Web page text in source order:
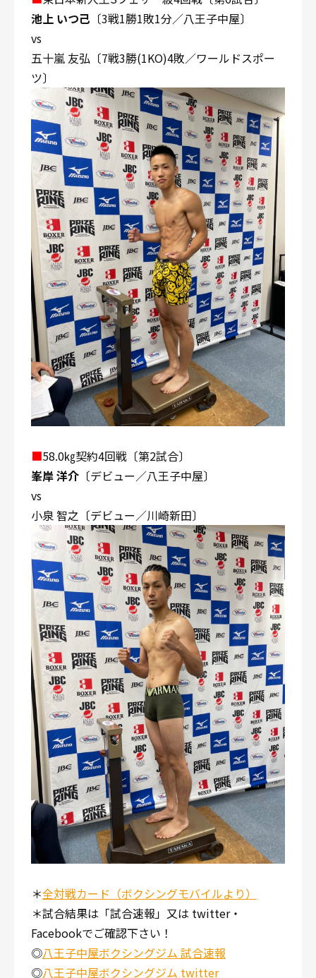
池上 いつ己 〔3戦1勝1敗1分／八王子中屋〕
vs
五十嵐 友弘〔7戦3勝(1KO)4敗／ワールドスポー
ツ〕
■58.0㎏契約4回戦〔第2試合〕
峯岸 洋介 〔デビュー／八王子中屋〕
vs
小泉 智之〔デビュー／川崎新田〕
＊全対戦カード（ボクシングモバイルより）
＊試合結果は「試合速報」又は twitter・
Facebookでご確認下さい！
◎八王子中屋ボクシングジム 試合速報
◎八王子中屋ボクシングジム twitter